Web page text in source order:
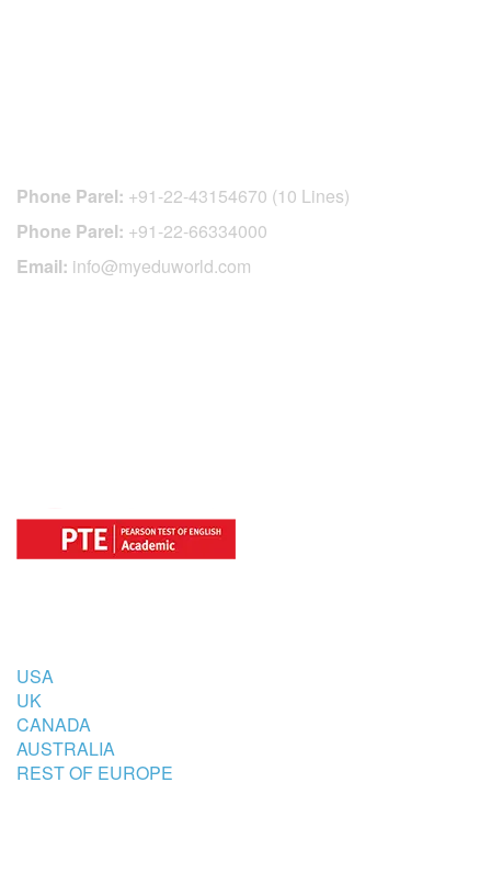
Phone Parel: +91-22-43154670 (10 Lines)
Phone Parel: +91-22-66334000
Email: info@myeduworld.com
USA
UK
CANADA
AUSTRALIA
REST OF EUROPE